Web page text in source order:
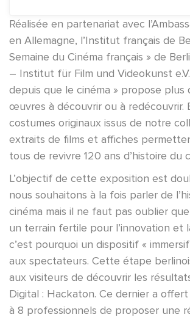
Réalisée en partenariat avec
en Allemagne, l’Institut français de
Semaine du Cinéma français » de
– Institut für Film und Videokunst
depuis que le cinéma » propose plus
œuvres à découvrir ou à redécouvrir.
costumes originaux issus de notre
extraits de films et affiches
tous de revivre 120 ans d’histoire du
L’objectif de cette exposition est
nous souhaitons à la fois parler de
cinéma mais il ne faut pas oublier
un terrain fertile pour l’innovation et
c’est pourquoi un dispositif «
aux spectateurs. Cette étape
aux visiteurs de découvrir les
Digital : Hackaton. Ce dernier a
à 8 professionnels de proposer une